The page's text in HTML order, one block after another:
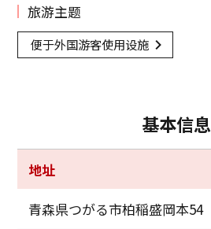
旅游主题
便于外国游客使用设施
基本信息
地址
青森県つがる市柏稲盛岡本54